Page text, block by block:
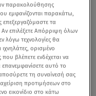
παρακολούθησης
εμφανίζονται παρακάτω,
επεξεργαζόμαστε τα
επιλέξετε Απόρριψη όλων
λόγω τεχνολογίες θα
ορισμένο
που βλέπετε ενδέχεται να
επανεμφανίσετε αυτό το
τη συναίνεσή σας
προτιμήσεων στο
εικονίδιο στο κάτω